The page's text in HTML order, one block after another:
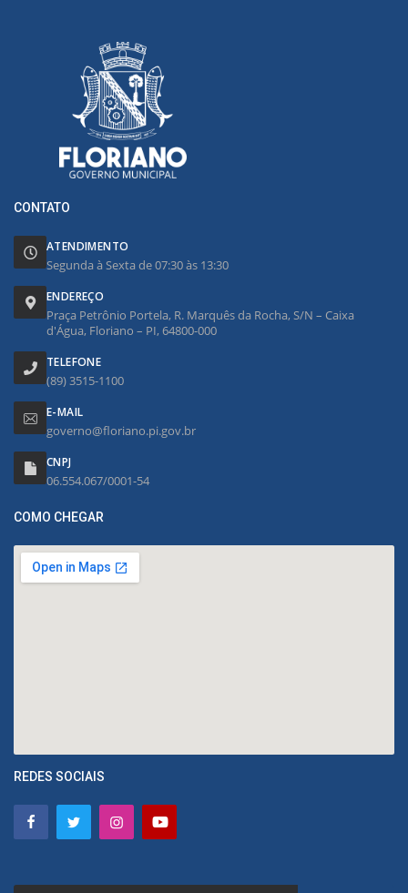
CONTATO
ATENDIMENTO
Segunda à Sexta de 07:30 às 13:30
ENDEREÇO
Praça Petrônio Portela, R. Marquês da Rocha, S/N – Caixa
d'Água, Floriano – PI, 64800-000
TELEFONE
(89) 3515-1100
E-MAIL
governo@floriano.pi.gov.br
CNPJ
06.554.067/0001-54
COMO CHEGAR
REDES SOCIAIS